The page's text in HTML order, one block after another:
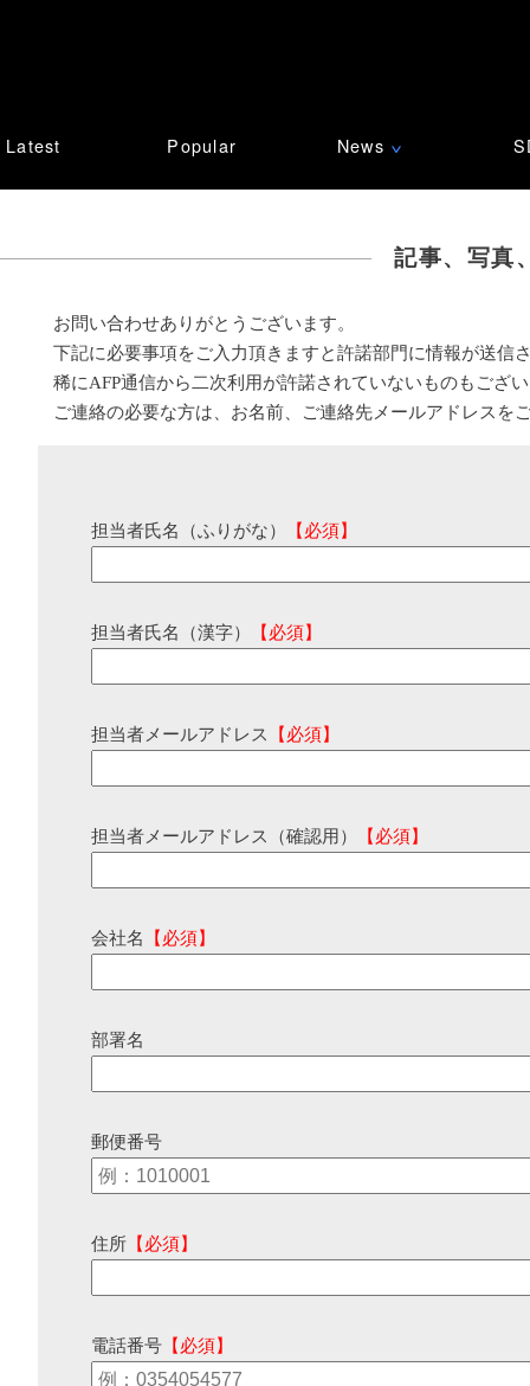
Latest Popular News ∨
記事、写真
お問い合わせありがとうございます。
下記に必要事項をご入力頂きますと許諾部門に情報が送信
稀にAFP通信から二次利用が許諾されていないものもござ
ご連絡の必要な方は、お名前、ご連絡先メールアドレスを
担当者氏名（ふりがな） 【必須】
担当者氏名（漢字） 【必須】
担当者メールアドレス 【必須】
担当者メールアドレス（確認用） 【必須】
会社名 【必須】
部署名
郵便番号
住所 【必須】
電話番号 【必須】